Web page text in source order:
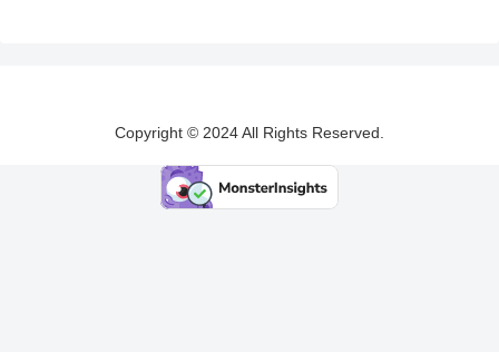
Copyright © 2024 All Rights Reserved.